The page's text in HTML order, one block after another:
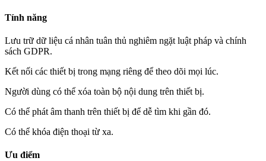
Tính năng
Lưu trữ dữ liệu cá nhân tuân thủ nghiêm ngặt luật pháp và chính
sách GDPR.
Kết nối các thiết bị trong mạng riêng để theo dõi mọi lúc.
Người dùng có thể xóa toàn bộ nội dung trên thiết bị.
Có thể phát âm thanh trên thiết bị để dễ tìm khi gần đó.
Có thể khóa điện thoại từ xa.
Ưu điểm